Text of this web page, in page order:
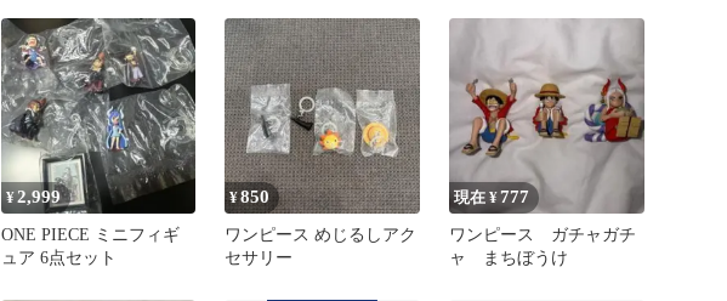
D・エース
¥2,999
ONE PIECE ミニフィギ
ュア 6点セット
¥850
ワンピース めじるしアク
セサリー
現在 ¥777
ワンピース ガチャガチ
ャ まちぼうけ